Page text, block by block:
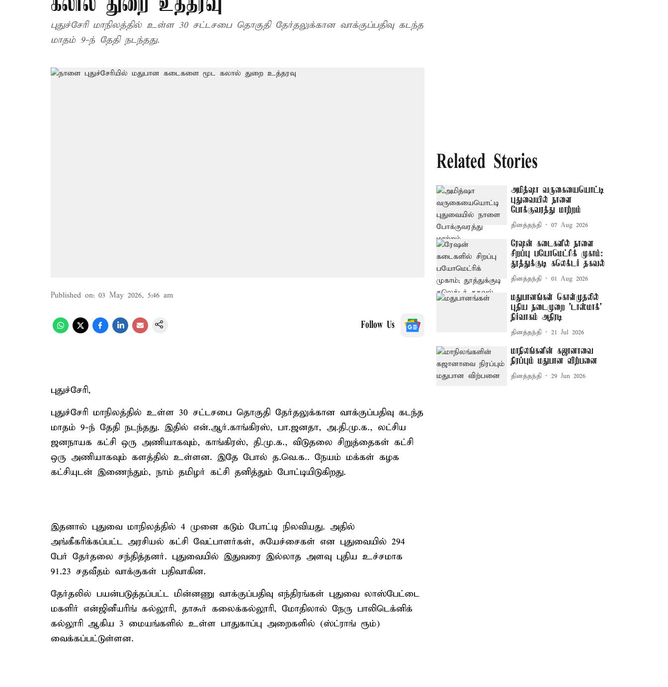
புதுச்சேரி மாநிலத்தில் உள்ள 30 சட்டசபை தொகுதி தேர்தலுக்கான வாக்குப்பதிவு கடந்த
மாதம் 9-ந் தேதி நடந்தது.
Published on: 03 May 2026, 5:46 am
Follow Us
புதுச்சேரி,
புதுச்சேரி மாநிலத்தில் உள்ள 30 சட்டசபை தொகுதி தேர்தலுக்கான வாக்குப்பதிவு கடந்த
மாதம் 9-ந் தேதி நடந்தது. இதில் என்.ஆர்.காங்கிரஸ், பா.ஜனதா, அ.தி.மு.க., லட்சிய
ஜனநாயக கட்சி ஒரு அணியாகவும், காங்கிரஸ், தி.மு.க., விடுதலை சிறுத்தைகள் கட்சி
ஒரு அணியாகவும் களத்தில் உள்ளன. இதே போல் த.வெ.க.. நேயம் மக்கள் கழக
கட்சியுடன் இணைந்தும், நாம் தமிழர் கட்சி தனித்தும் போட்டியிடுகிறது.
இதனால் புதுவை மாநிலத்தில் 4 முனை கடும் போட்டி நிலவியது. அதில்
அங்கீகரிக்கப்பட்ட அரசியல் கட்சி வேட்பாளர்கள், சுயேச்சைகள் என புதுவையில் 294
பேர் தேர்தலை சந்தித்தனர். புதுவையில் இதுவரை இல்லாத அளவு புதிய உச்சமாக
91.23 சதவீதம் வாக்குகள் பதிவாகின.
தேர்தலில் பயன்படுத்தப்பட்ட மின்னணு வாக்குப்பதிவு எந்திரங்கள் புதுவை லாஸ்பேட்டை
மகளிர் என்ஜினீயரிங் கல்லூரி, தாகூர் கலைக்கல்லூரி, மோதிலால் நேரு பாலிடெக்னிக்
கல்லூரி ஆகிய 3 மையங்களில் உள்ள பாதுகாப்பு அறைகளில் (ஸ்ட்ராங் ரூம்)
வைக்கப்பட்டுள்ளன.
Related Stories
அமித்ஷா வருகையையொட்டி
புதுவையில் நாளை
போக்குவரத்து மாற்றம்
தினத்தந்தி 07 Aug 2026
ரேஷன் கடைகளில் நாளை
சிறப்பு பயோமெட்ரிக் முகாம்:
தூத்துக்குடி கலெக்டர் தகவல்
தினத்தந்தி 01 Aug 2026
மதுபானங்கள் கொள்முதலில்
புதிய நடைமுறை 'டாஸ்மாக்'
நிர்வாகம் அதிரடி
தினத்தந்தி 21 Jul 2026
மாநிலங்களின் கஜானாவை
நிரப்பும் மதுபான விற்பனை
தினத்தந்தி 29 Jun 2026